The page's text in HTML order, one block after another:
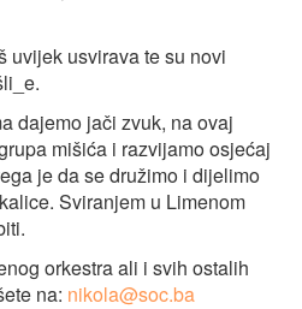
uvijek usvirava te su novi
dajemo jači zvuk, na ovaj
mišića i razvijamo osjećaj
je da se družimo i dijelimo
Sviranjem u Limenom
orkestra ali i svih ostalih
na: nikola@soc.ba